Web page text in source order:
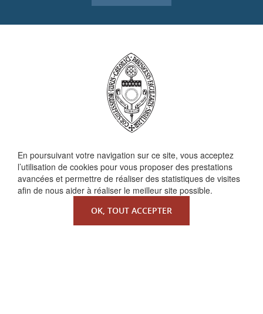
En poursuivant votre navigation sur ce site, vous acceptez
l’utilisation de cookies pour vous proposer des prestations
avancées et permettre de réaliser des statistiques de visites
afin de nous aider à réaliser le meilleur site possible.
OK, TOUT ACCEPTER
QUI SOMMES-NOUS ?
La Faculté de Droit canonique
Partenaires / mécènes